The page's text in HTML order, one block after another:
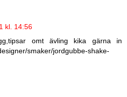
kl. 14:56
omt ävling kika gärna in
smaker/jordgubbe-shake-